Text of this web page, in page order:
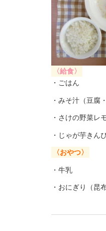
〈給食〉
・ごはん
・みそ汁（豆腐
・さけの野菜レ
・じゃが芋きん
〈おやつ〉
・牛乳
・おにぎり（昆